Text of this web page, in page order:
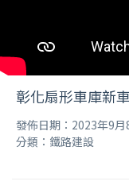
彰化扇形車庫新
發佈日期：2023年9月
分類：鐵路建設